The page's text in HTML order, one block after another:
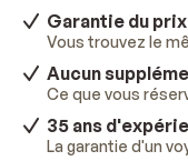
Garantie du
Vous trouvez le
Aucun
Ce que vous
35 ans
La garantie d'un